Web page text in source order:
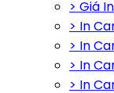
> Giá
> In
> In
> In
> In